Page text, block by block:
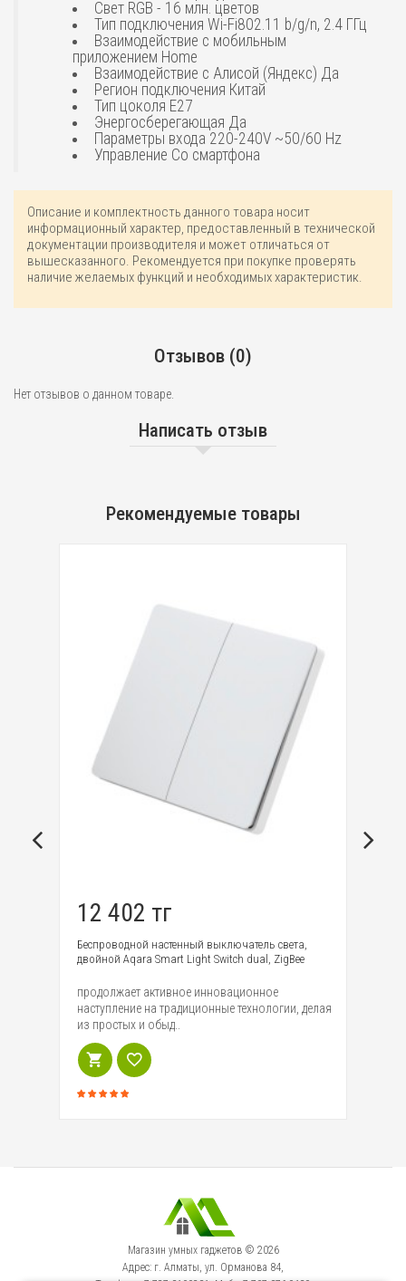
Свет RGB - 16 млн. цветов
Тип подключения Wi-Fi802.11 b/g/n, 2.4 ГГц
Взаимодействие с мобильным
приложением Home
Взаимодействие с Алисой (Яндекс) Да
Регион подключения Китай
Тип цоколя E27
Энергосберегающая Да
Параметры входа 220-240V ~50/60 Hz
Управление Со смартфона
Описание и комплектность данного товара носит
информационный характер, предоставленный в технической
документации производителя и может отличаться от
вышесказанного. Рекомендуется при покупке проверять
наличие желаемых функций и необходимых характеристик.
Отзывов (0)
Нет отзывов о данном товаре.
Написать отзыв
Рекомендуемые товары
12 402 тг
Беспроводной настенный выключатель света,
двойной Aqara Smart Light Switch dual, ZigBee
продолжает активное инновационное
наступление на традиционные технологии, делая
из простых и обыд..
Магазин умных гаджетов © 2026
Адрес: г. Алматы, ул. Орманова 84,